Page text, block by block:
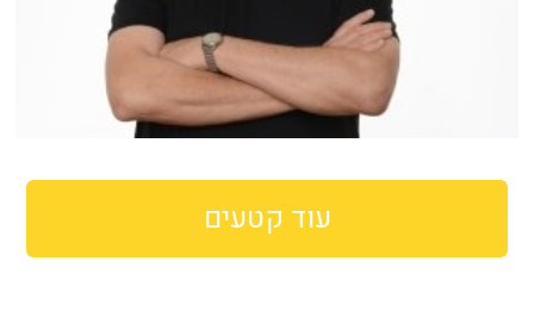
עוד קטעים